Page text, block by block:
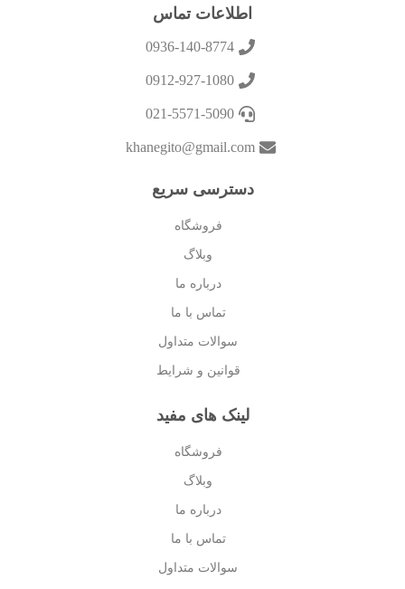
اطلاعات تماس
0936-140-8774
0912-927-1080
021-5571-5090
khanegito@gmail.com
دسترسی سریع
فروشگاه
وبلاگ
درباره ما
تماس با ما
سوالات متداول
قوانین و شرایط
لینک های مفید
فروشگاه
وبلاگ
درباره ما
تماس با ما
سوالات متداول